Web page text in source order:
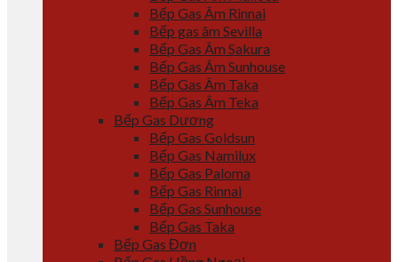
Bếp Gas Âm Rinnai
Bếp gas âm Sevilla
Bếp Gas Âm Sakura
Bếp Gas Âm Sunhouse
Bếp Gas Âm Taka
Bếp Gas Âm Teka
Bếp Gas Dương
Bếp Gas Goldsun
Bếp Gas Namilux
Bếp Gas Paloma
Bếp Gas Rinnai
Bếp Gas Sunhouse
Bếp Gas Taka
Bếp Gas Đơn